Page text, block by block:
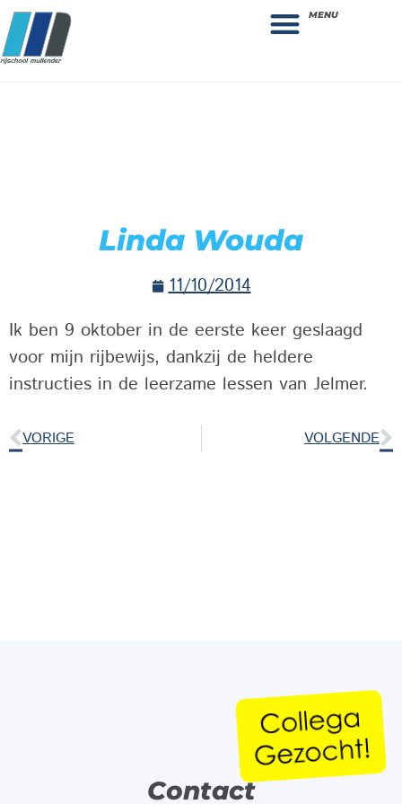
MENU
Linda Wouda
11/10/2014
Ik ben 9 oktober in de eerste keer geslaagd
voor mijn rijbewijs, dankzij de heldere
instructies in de leerzame lessen van Jelmer.
VORIGE VOLGENDE
Contact